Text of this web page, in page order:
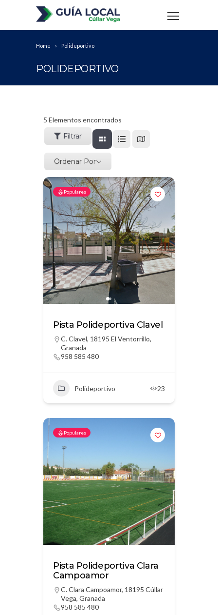
Home Polideportivo
POLIDEPORTIVO
5 Elementos encontrados
Filtrar
Ordenar Por
Populares
Pista Polideportiva Clavel
C. Clavel, 18195 El Ventorrillo,
Granada
958 585 480
Polideportivo 23
Populares
Pista Polideportiva Clara
Campoamor
C. Clara Campoamor, 18195 Cúllar
Vega, Granada
958 585 480